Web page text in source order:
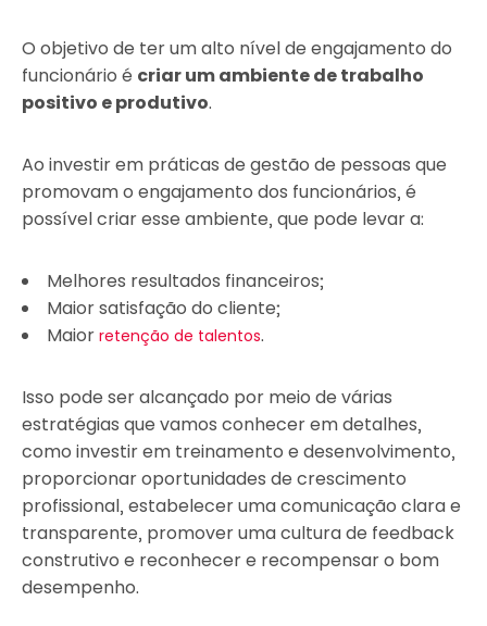
O objetivo de ter um alto nível de engajamento do
funcionário é criar um ambiente de trabalho
positivo e produtivo.
Ao investir em práticas de gestão de pessoas que
promovam o engajamento dos funcionários, é
possível criar esse ambiente, que pode levar a:
Melhores resultados financeiros;
Maior satisfação do cliente;
Maior retenção de talentos.
Isso pode ser alcançado por meio de várias
estratégias que vamos conhecer em detalhes,
como investir em treinamento e desenvolvimento,
proporcionar oportunidades de crescimento
profissional, estabelecer uma comunicação clara e
transparente, promover uma cultura de feedback
construtivo e reconhecer e recompensar o bom
desempenho.